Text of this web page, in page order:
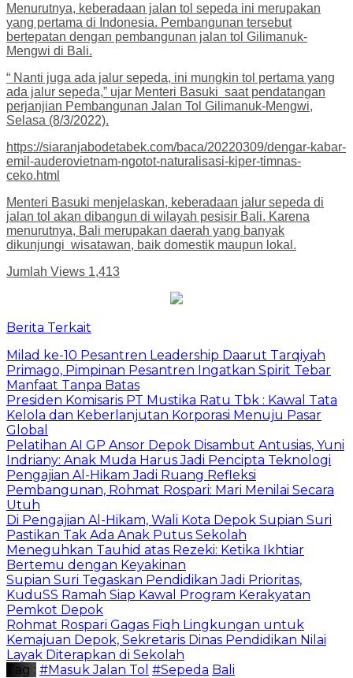
Menurutnya, keberadaan jalan tol sepeda ini merupakan
yang pertama di Indonesia. Pembangunan tersebut
bertepatan dengan pembangunan jalan tol Gilimanuk-
Mengwi di Bali.
“ Nanti juga ada jalur sepeda, ini mungkin tol pertama yang
ada jalur sepeda,” ujar Menteri Basuki saat pendatangan
perjanjian Pembangunan Jalan Tol Gilimanuk-Mengwi,
Selasa (8/3/2022).
https://siaranjabodetabek.com/baca/20220309/dengar-kabar-
emil-auderovietnam-ngotot-naturalisasi-kiper-timnas-
ceko.html
Menteri Basuki menjelaskan, keberadaan jalur sepeda di
jalan tol akan dibangun di wilayah pesisir Bali. Karena
menurutnya, Bali merupakan daerah yang banyak
dikunjungi wisatawan, baik domestik maupun lokal.
Jumlah Views 1,413
Berita Terkait
Milad ke-10 Pesantren Leadership Daarut Tarqiyah
Primago, Pimpinan Pesantren Ingatkan Spirit Tebar
Manfaat Tanpa Batas
Presiden Komisaris PT Mustika Ratu Tbk : Kawal Tata
Kelola dan Keberlanjutan Korporasi Menuju Pasar
Global
Pelatihan AI GP Ansor Depok Disambut Antusias, Yuni
Indriany: Anak Muda Harus Jadi Pencipta Teknologi
Pengajian Al-Hikam Jadi Ruang Refleksi
Pembangunan, Rohmat Rospari: Mari Menilai Secara
Utuh
Di Pengajian Al-Hikam, Wali Kota Depok Supian Suri
Pastikan Tak Ada Anak Putus Sekolah
Meneguhkan Tauhid atas Rezeki: Ketika Ikhtiar
Bertemu dengan Keyakinan
Supian Suri Tegaskan Pendidikan Jadi Prioritas,
KuduSS Ramah Siap Kawal Program Kerakyatan
Pemkot Depok
Rohmat Rospari Gagas Fiqh Lingkungan untuk
Kemajuan Depok, Sekretaris Dinas Pendidikan Nilai
Layak Diterapkan di Sekolah
Tag : #Masuk Jalan Tol #Sepeda Bali